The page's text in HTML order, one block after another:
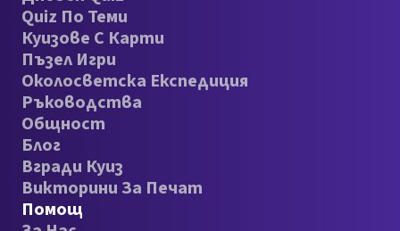
Quiz По Теми
Куизове С Карти
Пъзел Игри
Околосветска Експедиция
Ръководства
Общност
Блог
Вгради Куиз
Викторини За Печат
Помощ